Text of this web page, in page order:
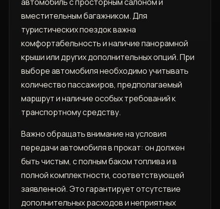
вместительным багажником. Для
туристических поездок важна
комфортабельность и наличие панорамной
крыши или других дополнительных опций. При
выборе автомобиля необходимо учитывать
количество пассажиров, предполагаемый
маршрут и наличие особых требований к
транспортному средству.
Важно обращать внимание на условия
передачи автомобиля в прокат: он должен
быть чистым, с полным баком топлива и в
полной комплектности, соответствующей
заявленной. Это гарантирует отсутствие
дополнительных расходов и неприятных